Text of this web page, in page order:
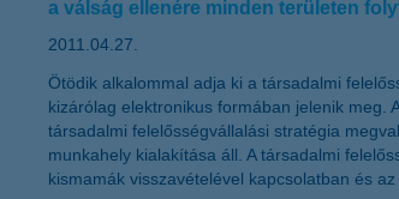
a válság ellenére minden területen
2011.04.27.
Ötödik alkalommal adja ki a társadalmi
kizárólag elektronikus formában jelenik meg.
társadalmi felelősségvállalási stratégia
munkahely kialakítása áll. A társadalmi
kismamák visszavételével kapcsolatban és